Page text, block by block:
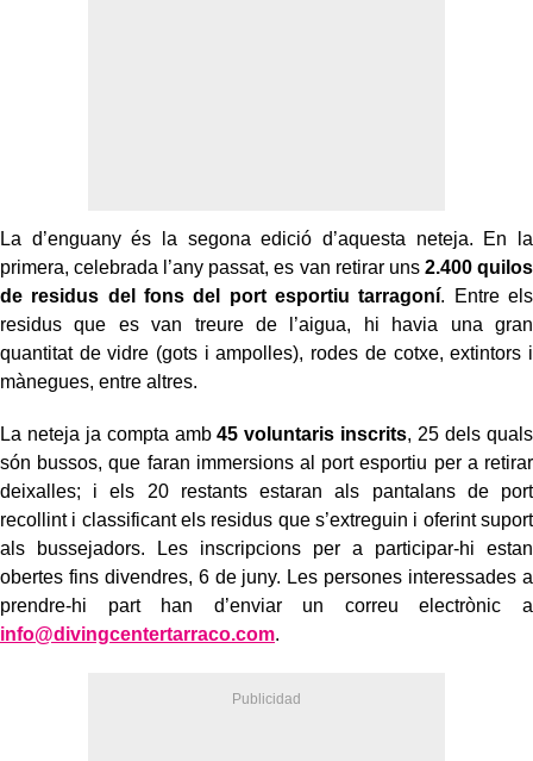
La d’enguany és la segona edició d’aquesta neteja. En la
primera, celebrada l’any passat, es van retirar uns2.400 quilos
de residus del fons del port esportiu tarragoní. Entre els
residus que es van treure de l’aigua, hi havia una gran
quantitat de vidre (gots i ampolles), rodes de cotxe, extintors i
mànegues, entre altres.
La neteja ja compta amb45 voluntaris inscrits, 25 dels quals
són bussos, que faran immersions al port esportiu per a retirar
deixalles; i els 20 restants estaran als pantalans de port
recollint i classificant els residus que s’extreguin i oferint suport
als bussejadors. Les inscripcions per a participar-hi estan
obertes fins divendres, 6 de juny. Les persones interessades a
prendre-hi part han d’enviar un correu electrònic a
info@divingcentertarraco.com.